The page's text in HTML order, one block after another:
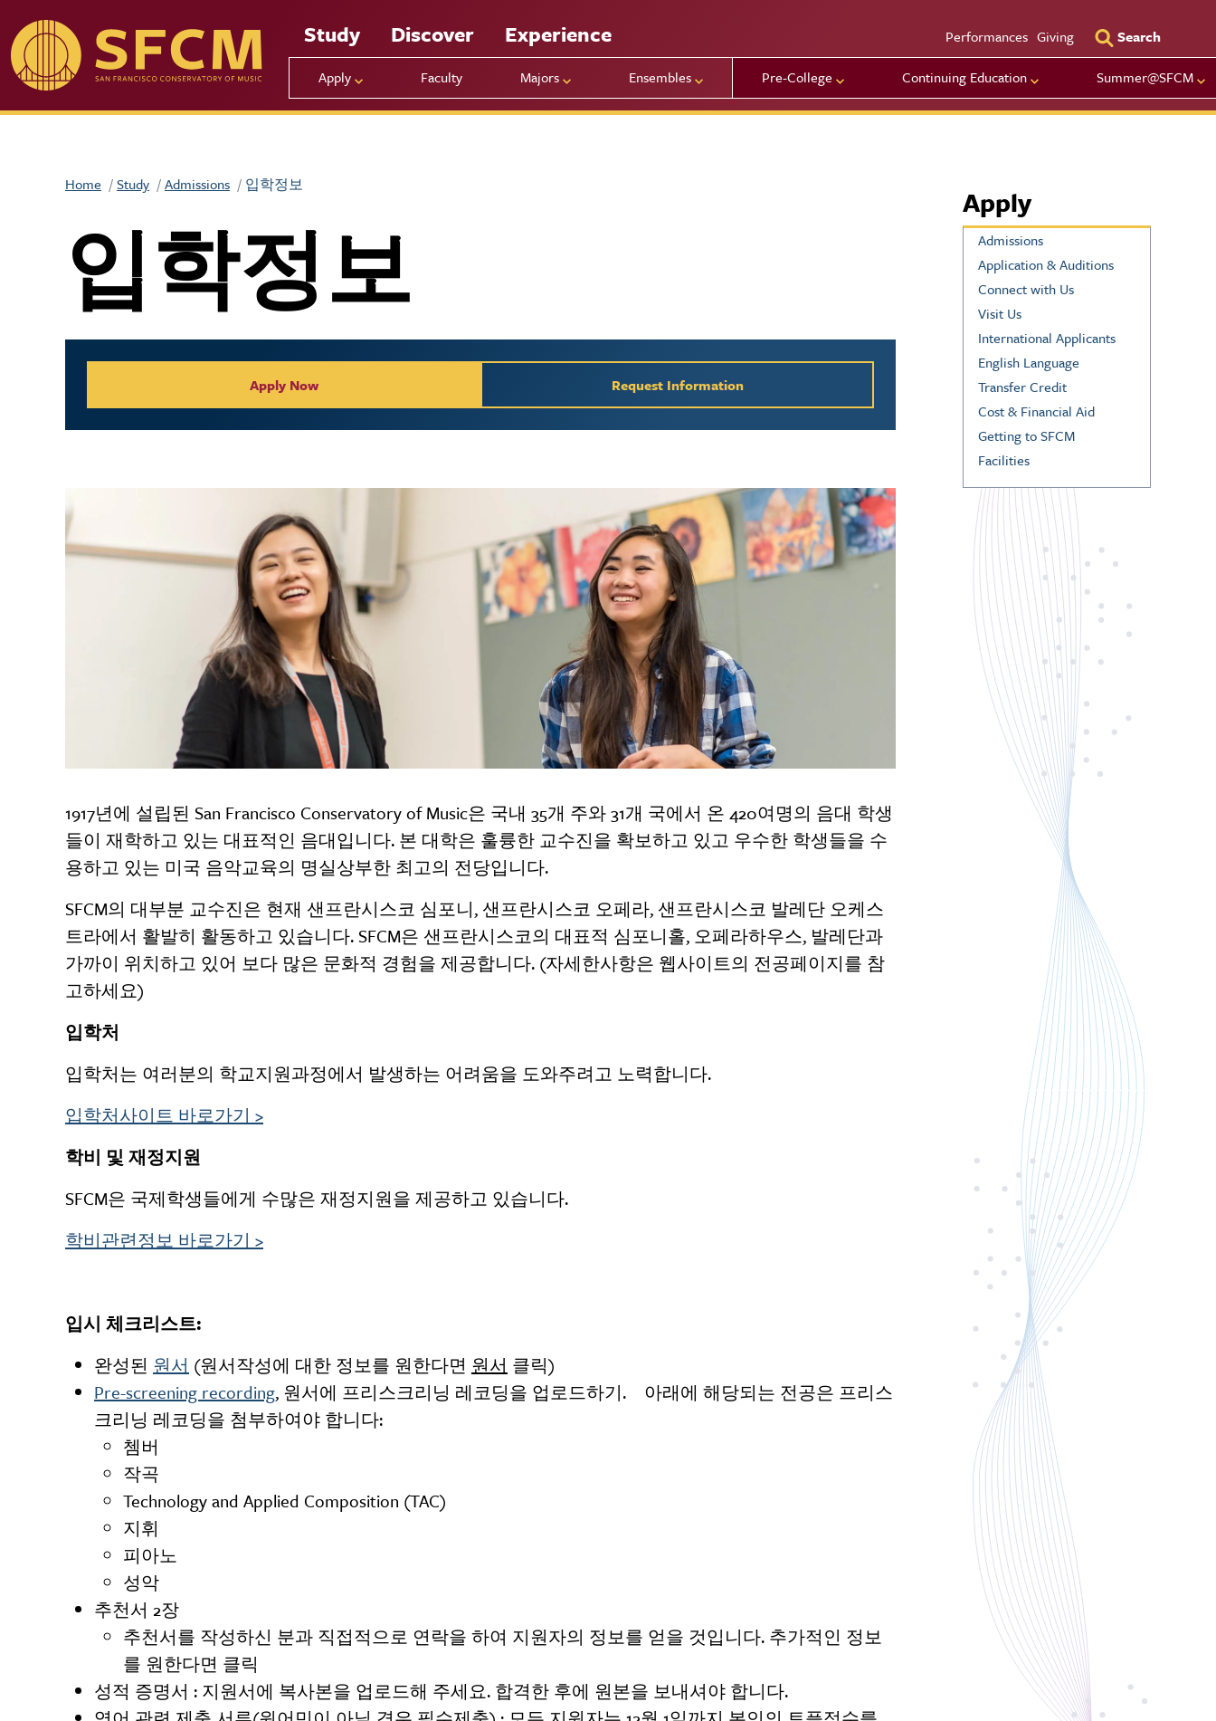
Study Discover Experience
Apply Faculty Majors Ensembles Pre-College Continuing Education Summer@SFCM
Utility
Performances Giving Search
Home Study Admissions 입학정보
입학정보
Collegiate Apply / Request Information
Apply Now Request Information
1917년에 설립된 San Francisco Conservatory of Music은 국내 35개 주와 31개 국에서 온 420여명의 음대 학생
들이 재학하고 있는 대표적인 음대입니다. 본 대학은 훌륭한 교수진을 확보하고 있고 우수한 학생들을 수
용하고 있는 미국 음악교육의 명실상부한 최고의 전당입니다.
SFCM의 대부분 교수진은 현재 샌프란시스코 심포니, 샌프란시스코 오페라, 샌프란시스코 발레단 오케스
트라에서 활발히 활동하고 있습니다. SFCM은 샌프란시스코의 대표적 심포니홀, 오페라하우스, 발레단과
가까이 위치하고 있어 보다 많은 문화적 경험을 제공합니다. (자세한사항은 웹사이트의 전공페이지를 참
고하세요)
입학처
입학처는 여러분의 학교지원과정에서 발생하는 어려움을 도와주려고 노력합니다.
입학처사이트 바로가기 >
학비 및 재정지원
SFCM은 국제학생들에게 수많은 재정지원을 제공하고 있습니다.
학비관련정보 바로가기 >
입시 체크리스트:
완성된 원서 (원서작성에 대한 정보를 원한다면 원서 클릭)
Pre-screening recording, 원서에 프리스크리닝 레코딩을 업로드하기. 아래에 해당되는 전공은 프리스
크리닝 레코딩을 첨부하여야 합니다:
쳄버
작곡
Technology and Applied Composition (TAC)
지휘
피아노
성악
추천서 2장
추천서를 작성하신 분과 직접적으로 연락을 하여 지원자의 정보를 얻을 것입니다. 추가적인 정보
를 원한다면 클릭
성적 증명서 : 지원서에 복사본을 업로드해 주세요. 합격한 후에 원본을 보내셔야 합니다.
Apply
Admissions
Application & Auditions
Connect with Us
Visit Us
International Applicants
English Language
Transfer Credit
Cost & Financial Aid
Getting to SFCM
Facilities